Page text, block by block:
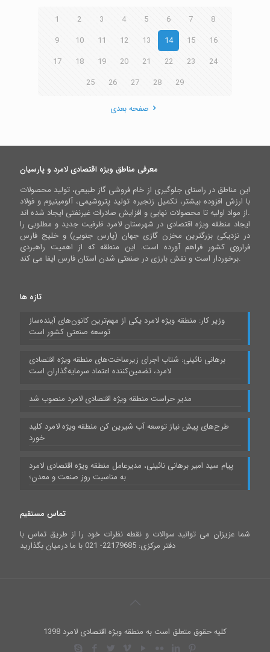
1 2 3 4 5 6 7
8
9
10 11 12 13 14 15
16
17
18 19 20 21 22 23
24
25
26 27 28 29
صفحه بعدی
معرفی مناطق ویژه اقتصادی لامرد و پارسیان
این مناطق در راستای جلوگیری از خام فروشی گاز طبیعی، تولید محصولات
با ارزش افزوده بیشتر، تکمیل زنجیره تولید پتروشیمی، آلومینیوم و فولاد
از مواد اولیه تا محصولات نهایی و افزایش صادرات غیرنفتی ایجاد شده اند.
ایجاد منطقه ویژه اقتصادی در شهرستان لامرد ظرفیت جدید و مطلوبی را
در نزدیکی بزرگترین مخزن گازی جهان (پارس جنوبی) و خلیج فارس
فراروی کشور فراهم آورده است. این منطقه که از اهمیت راهبردی
برخوردار است و نقش بارزی در صنعتی شدن استان فارس ایفا می کند.
تازه ها
وزیر کار: منطقه ویژه لامرد یکی از مهم‌ترین کانون‌های آینده‌ساز
توسعه صنعتی کشور است
برهانی نائینی: شتاب اجرای زیرساخت‌های منطقه ویژه اقتصادی
لامرد، تضمین‌کننده اعتماد سرمایه‌گذاران است
مدیر حراست منطقه ویژه اقتصادی لامرد منصوب شد
طرح‌های پیش نیاز توسعه آب شیرین کن منطقه ویژه لامرد کلید
خورد
پیام سید امیر برهانی نائینی، مدیرعامل منطقه ویژه اقتصادی لامرد
به مناسبت روز صنعت و معدن؛
تماس مستقیم
شما عزیزان می توانید سوالات و نقطه نظرات خود را از طریق تماس با
دفتر مرکزی: 22179685- 021 با ما درمیان بگذارید
کلیه حقوق متعلق است به منطقه ویژه اقتصادی لامرد 1398